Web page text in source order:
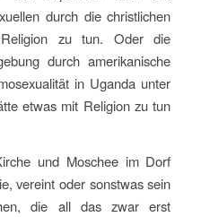
durch die christlichen
zu tun. Oder die
durch amerikanische
in Uganda unter
etwas mit Religion zu tun
und Moschee im Dorf
vereint oder sonstwas sein
die all das zwar erst